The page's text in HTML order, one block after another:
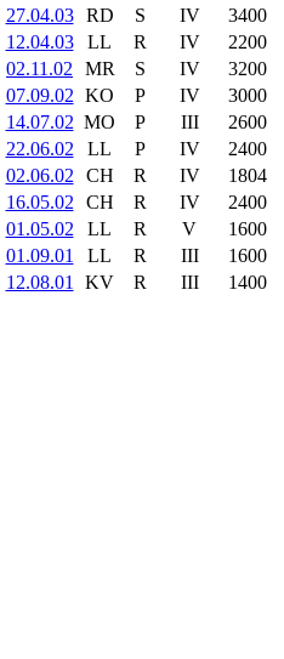
27.04.03
RD S IV 3400
12.04.03
LL R IV 2200
02.11.02
MR S IV 3200
07.09.02 KO P IV 3000
14.07.02 MO P III 2600
22.06.02
LL P IV 2400
02.06.02
CH R IV 1804
16.05.02
CH R IV 2400
01.05.02
LL R V 1600
01.09.01
LL R III 1600
12.08.01
KV R III 1400